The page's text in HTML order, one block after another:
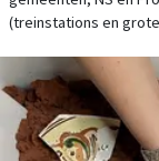
(treinstations en